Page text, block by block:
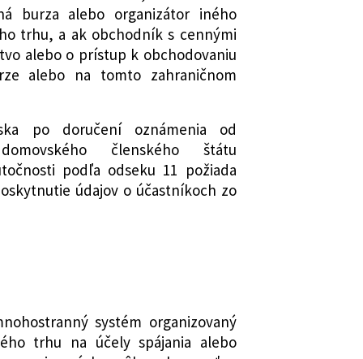
a dopĺňa zákon č. 371/2014 Z. z.
situácií na finančnom trhu a o
zákonov v znení
obchodných spoločností a
a doplnení niektorých zákonov
a dopĺňa zákon č. 431/2002 Z. z.
neskorších predpisov a ktorým
a investičných službách a o
v znení neskorších predpisov a
dopĺňajú niektoré zákony
burza alebo organizátor iného
trhu, a ak obchodník s cennými
alebo o prístup k obchodovaniu
alebo na tomto zahraničnom
po doručení oznámenia od
členského štátu
podľa odseku 11 požiada
údajov o účastníkoch zo
systém organizovaný
trhu na účely spájania alebo